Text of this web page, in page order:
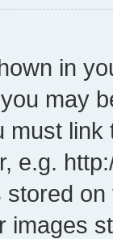
in
may
must
e.g.
images